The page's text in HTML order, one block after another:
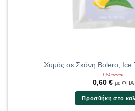
Χυμός σε Σκόνη Bolero, Ice
+0,54 πόντοι
0,60 € με ΦΠΑ
Προσθήκη στο